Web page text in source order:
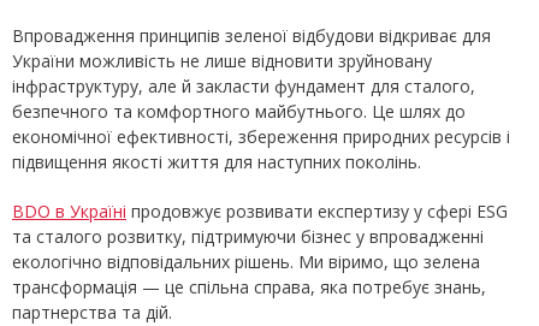
Впровадження принципів зеленої відбудови відкриває для
України можливість не лише відновити зруйновану
інфраструктуру, але й закласти фундамент для сталого,
безпечного та комфортного майбутнього. Це шлях до
економічної ефективності, збереження природних ресурсів і
підвищення якості життя для наступних поколінь.
BDO в Україні продовжує розвивати експертизу у сфері ESG
та сталого розвитку, підтримуючи бізнес у впровадженні
екологічно відповідальних рішень. Ми віримо, що зелена
трансформація — це спільна справа, яка потребує знань,
партнерства та дій.